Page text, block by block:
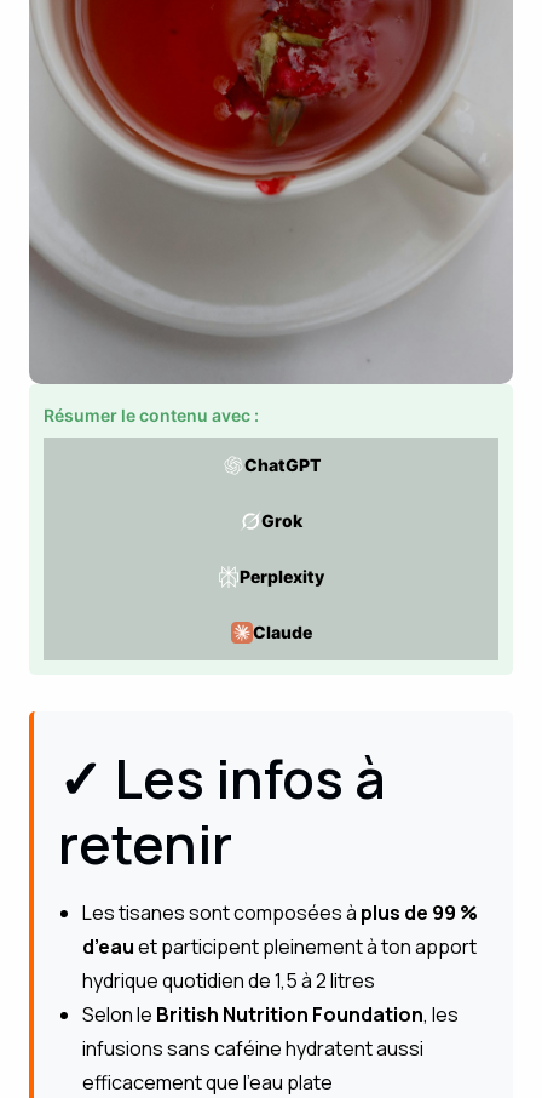
Résumer le contenu avec :
ChatGPT
Grok
Perplexity
Claude
✓ Les infos à
retenir
Les tisanes sont composées à plus de 99 %
d’eauet participent pleinement à ton apport
hydrique quotidien de 1,5 à 2 litres
Selon le British Nutrition Foundation, les
infusions sans caféine hydratent aussi
efficacement que l’eau plate